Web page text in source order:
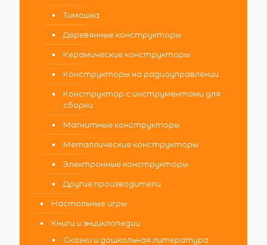
Тимошка
Деревянные конструкторы
Керамические конструкторы
Конструкторы на радиоуправлении
Конструктор с инструментами для
сборки
Магнитные конструкторы
Металлические конструкторы
Электронные конструкторы
Другие производители
Настольные игры
Книги и энциклопедии
Сказки и дошкольная литература